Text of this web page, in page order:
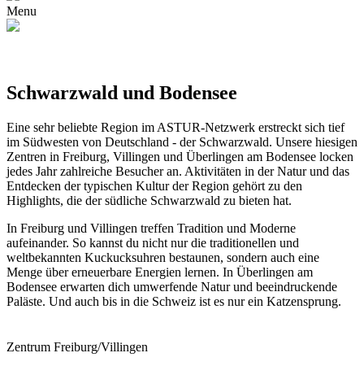
Menu
Schwarzwald und Bodensee
Eine sehr beliebte Region im ASTUR-Netzwerk erstreckt sich tief
im Südwesten von Deutschland - der Schwarzwald. Unsere hiesigen
Zentren in Freiburg, Villingen und Überlingen am Bodensee locken
jedes Jahr zahlreiche Besucher an. Aktivitäten in der Natur und das
Entdecken der typischen Kultur der Region gehört zu den
Highlights, die der südliche Schwarzwald zu bieten hat.
In Freiburg und Villingen treffen Tradition und Moderne
aufeinander. So kannst du nicht nur die traditionellen und
weltbekannten Kuckucksuhren bestaunen, sondern auch eine
Menge über erneuerbare Energien lernen. In Überlingen am
Bodensee erwarten dich umwerfende Natur und beeindruckende
Paläste. Und auch bis in die Schweiz ist es nur ein Katzensprung.
Zentrum Freiburg/Villingen